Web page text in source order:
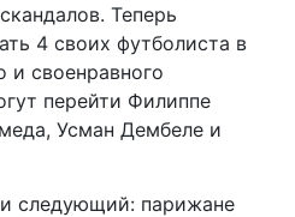
Теперь
4 своих футболиста в
и своенравного
перейти Филиппе
Усман Дембеле и
следующий: парижане